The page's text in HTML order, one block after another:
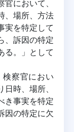
において、
、場所、方法
実を特定して
、訴因の特定
る。」として
察官におい
時、場所、
き事実を特定
因の特定に欠